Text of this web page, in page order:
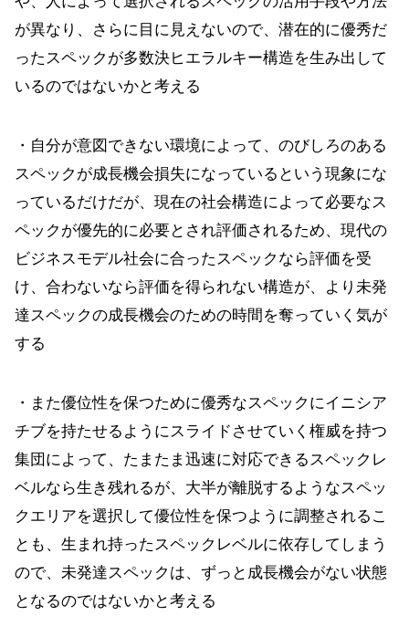
が異なり、さらに目に見えないので、潜在的に優秀だ
ったスペックが多数決ヒエラルキー構造を生み出して
いるのではないかと考える
・自分が意図できない環境によって、のびしろのある
スペックが成長機会損失になっているという現象にな
っているだけだが、現在の社会構造によって必要なス
ペックが優先的に必要とされ評価されるため、現代の
ビジネスモデル社会に合ったスペックなら評価を受
け、合わないなら評価を得られない構造が、より未発
達スペックの成長機会のための時間を奪っていく気が
する
・また優位性を保つために優秀なスペックにイニシア
チブを持たせるようにスライドさせていく権威を持つ
集団によって、たまたま迅速に対応できるスペックレ
ベルなら生き残れるが、大半が離脱するようなスペッ
クエリアを選択して優位性を保つように調整されるこ
とも、生まれ持ったスペックレベルに依存してしまう
ので、未発達スペックは、ずっと成長機会がない状態
となるのではないかと考える